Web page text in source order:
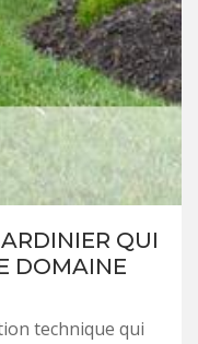
QUI
DOMAINE
technique qui